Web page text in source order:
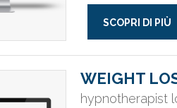
SCOPRI DI PIÙ
WEIGHT
hypnotherapist